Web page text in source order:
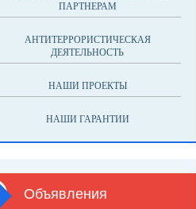
ПАРТНЕРАМ
АНТИТЕРРОРИСТИЧЕСКАЯ
ДЕЯТЕЛЬНОСТЬ
НАШИ ПРОЕКТЫ
НАШИ ГАРАНТИИ
Объявления